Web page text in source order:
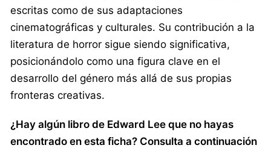
escritas como de sus adaptaciones
cinematográficas y culturales. Su contribución a la
literatura de horror sigue siendo significativa,
posicionándolo como una figura clave en el
desarrollo del género más allá de sus propias
fronteras creativas.
¿Hay algún libro de Edward Lee que no hayas
encontrado en esta ficha? Consulta a continuación